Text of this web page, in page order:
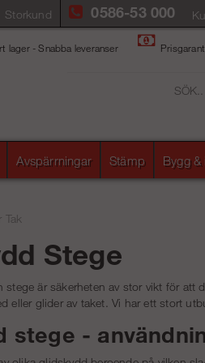
Storkund 0586-53 000
lager - Snabba leveranser
Avspärrningar Stämp Bygg
Tak
Stege
stege är säkerheten av stor vikt för
eller glider av taket. Vi har ett stort
stege -